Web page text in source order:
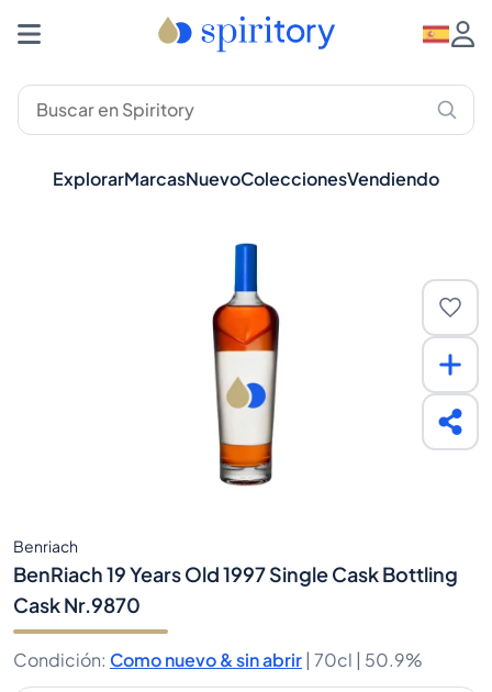
ExplorarMarcasNuevoColeccionesVendiendo
Benriach
BenRiach 19 Years Old 1997 Single Cask Bottling
Cask Nr.9870
Condición: Como nuevo & sin abrir | 70cl | 50.9%